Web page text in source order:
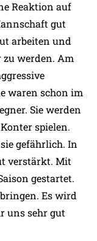
Reaktion auf
gut
arbeiten und
zu werden. Am
waren schon im
Sie werden
spielen.
gefährlich. In
verstärkt. Mit
gestartet.
Es wird
uns sehr gut